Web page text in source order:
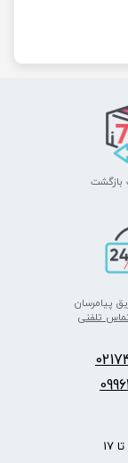
پیامرسان
تلفنی
0